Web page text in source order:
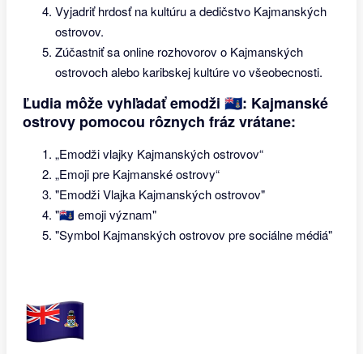
Vyjadriť hrdosť na kultúru a dedičstvo Kajmanských
ostrovov.
Zúčastniť sa online rozhovorov o Kajmanských
ostrovoch alebo karibskej kultúre vo všeobecnosti.
Ľudia môže vyhľadať emodži 🇰🇾: Kajmanské
ostrovy pomocou rôznych fráz vrátane:
„Emodži vlajky Kajmanských ostrovov“
„Emoji pre Kajmanské ostrovy“
"Emodži Vlajka Kajmanských ostrovov"
"🇰🇾 emoji význam"
"Symbol Kajmanských ostrovov pre sociálne médiá"